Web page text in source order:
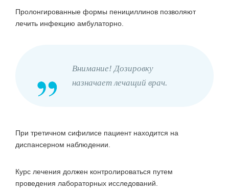
Пролонгированные формы пенициллинов позволяют
лечить инфекцию амбулаторно.
Внимание! Дозировку
назначает лечащий врач.
При третичном сифилисе пациент находится на
диспансерном наблюдении.
Курс лечения должен контролироваться путем
проведения лабораторных исследований.